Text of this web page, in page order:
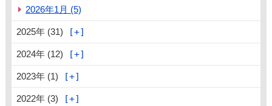
2026年1月 (5)
2025年 (31)
2024年 (12)
2023年 (1)
2022年 (3)